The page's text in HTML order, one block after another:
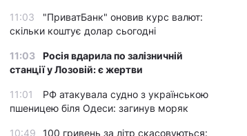
11:03
"ПриватБанк" оновив курс валют:
скільки коштує долар сьогодні
11:03
Росія вдарила по залізничній
станції у Лозовій: є жертви
11:01
РФ атакувала судно з українською
пшеницею біля Одеси: загинув моряк
10:49
100 гривень за літр скасовуються: